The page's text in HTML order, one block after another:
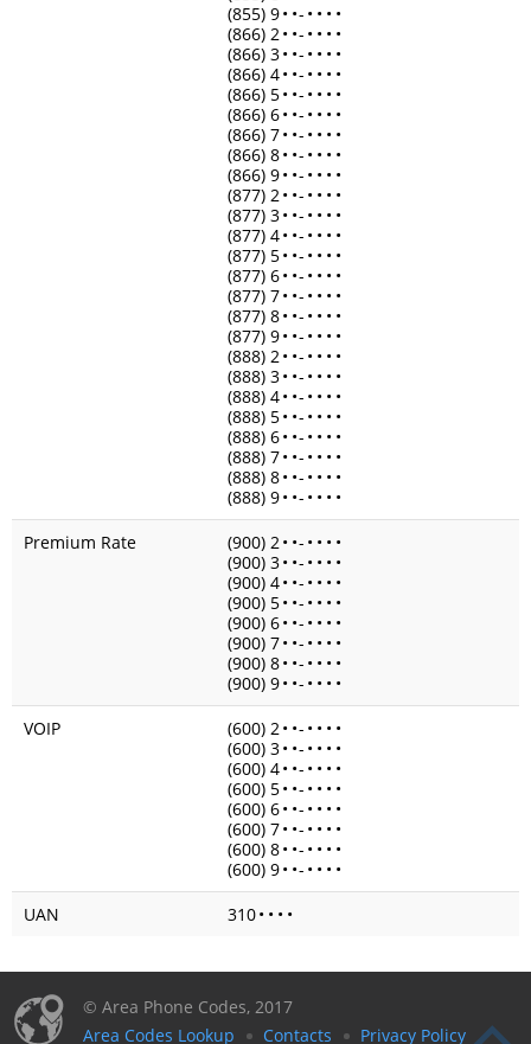
(855) 9• •- • • • •
(866) 2• •- • • • •
(866) 3• •- • • • •
(866) 4• •- • • • •
(866) 5• •- • • • •
(866) 6• •- • • • •
(866) 7• •- • • • •
(866) 8• •- • • • •
(866) 9• •- • • • •
(877) 2• •- • • • •
(877) 3• •- • • • •
(877) 4• •- • • • •
(877) 5• •- • • • •
(877) 6• •- • • • •
(877) 7• •- • • • •
(877) 8• •- • • • •
(877) 9• •- • • • •
(888) 2• •- • • • •
(888) 3• •- • • • •
(888) 4• •- • • • •
(888) 5• •- • • • •
(888) 6• •- • • • •
(888) 7• •- • • • •
(888) 8• •- • • • •
(888) 9• •- • • • •
Premium Rate
(900) 2• •- • • • •
(900) 3• •- • • • •
(900) 4• •- • • • •
(900) 5• •- • • • •
(900) 6• •- • • • •
(900) 7• •- • • • •
(900) 8• •- • • • •
(900) 9• •- • • • •
VOIP
(600) 2• •- • • • •
(600) 3• •- • • • •
(600) 4• •- • • • •
(600) 5• •- • • • •
(600) 6• •- • • • •
(600) 7• •- • • • •
(600) 8• •- • • • •
(600) 9• •- • • • •
UAN
310• • • •
© Area Phone Codes, 2017
Area Codes Lookup
Contacts Privacy Policy